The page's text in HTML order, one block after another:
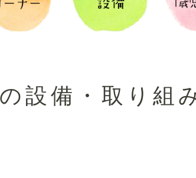
設備・取り組